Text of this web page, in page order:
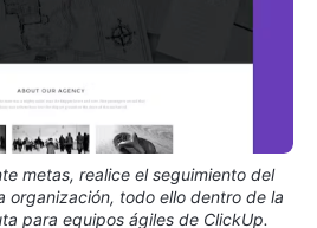
metas, realice el seguimiento del
organización, todo ello dentro de la
para equipos ágiles de ClickUp.